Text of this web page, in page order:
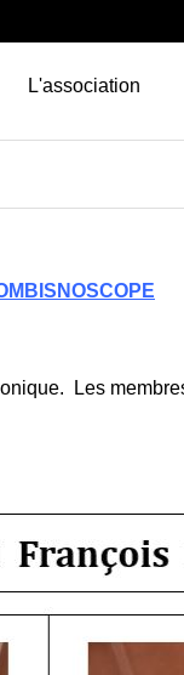
L'association
Les